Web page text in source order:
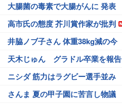
大腸菌の毒素で大腸がんに 発表
高市氏の態度 芥川賞作家が批判
井脇ノブ子さん 体重38kg減の今
天木じゅん グラドル卒業を報告
ニシダ 筋力はラグビー選手並み
さんま 夏の甲子園に苦言し物議